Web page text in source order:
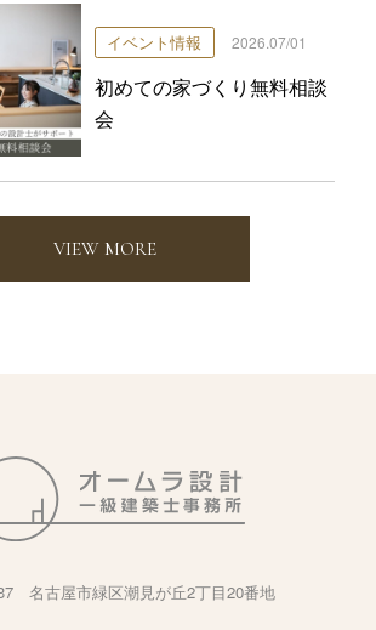
イベント情報 2026.07/01
初めての家づくり無料相談
会
VIEW MORE
名古屋市緑区潮見が丘2丁目20番地